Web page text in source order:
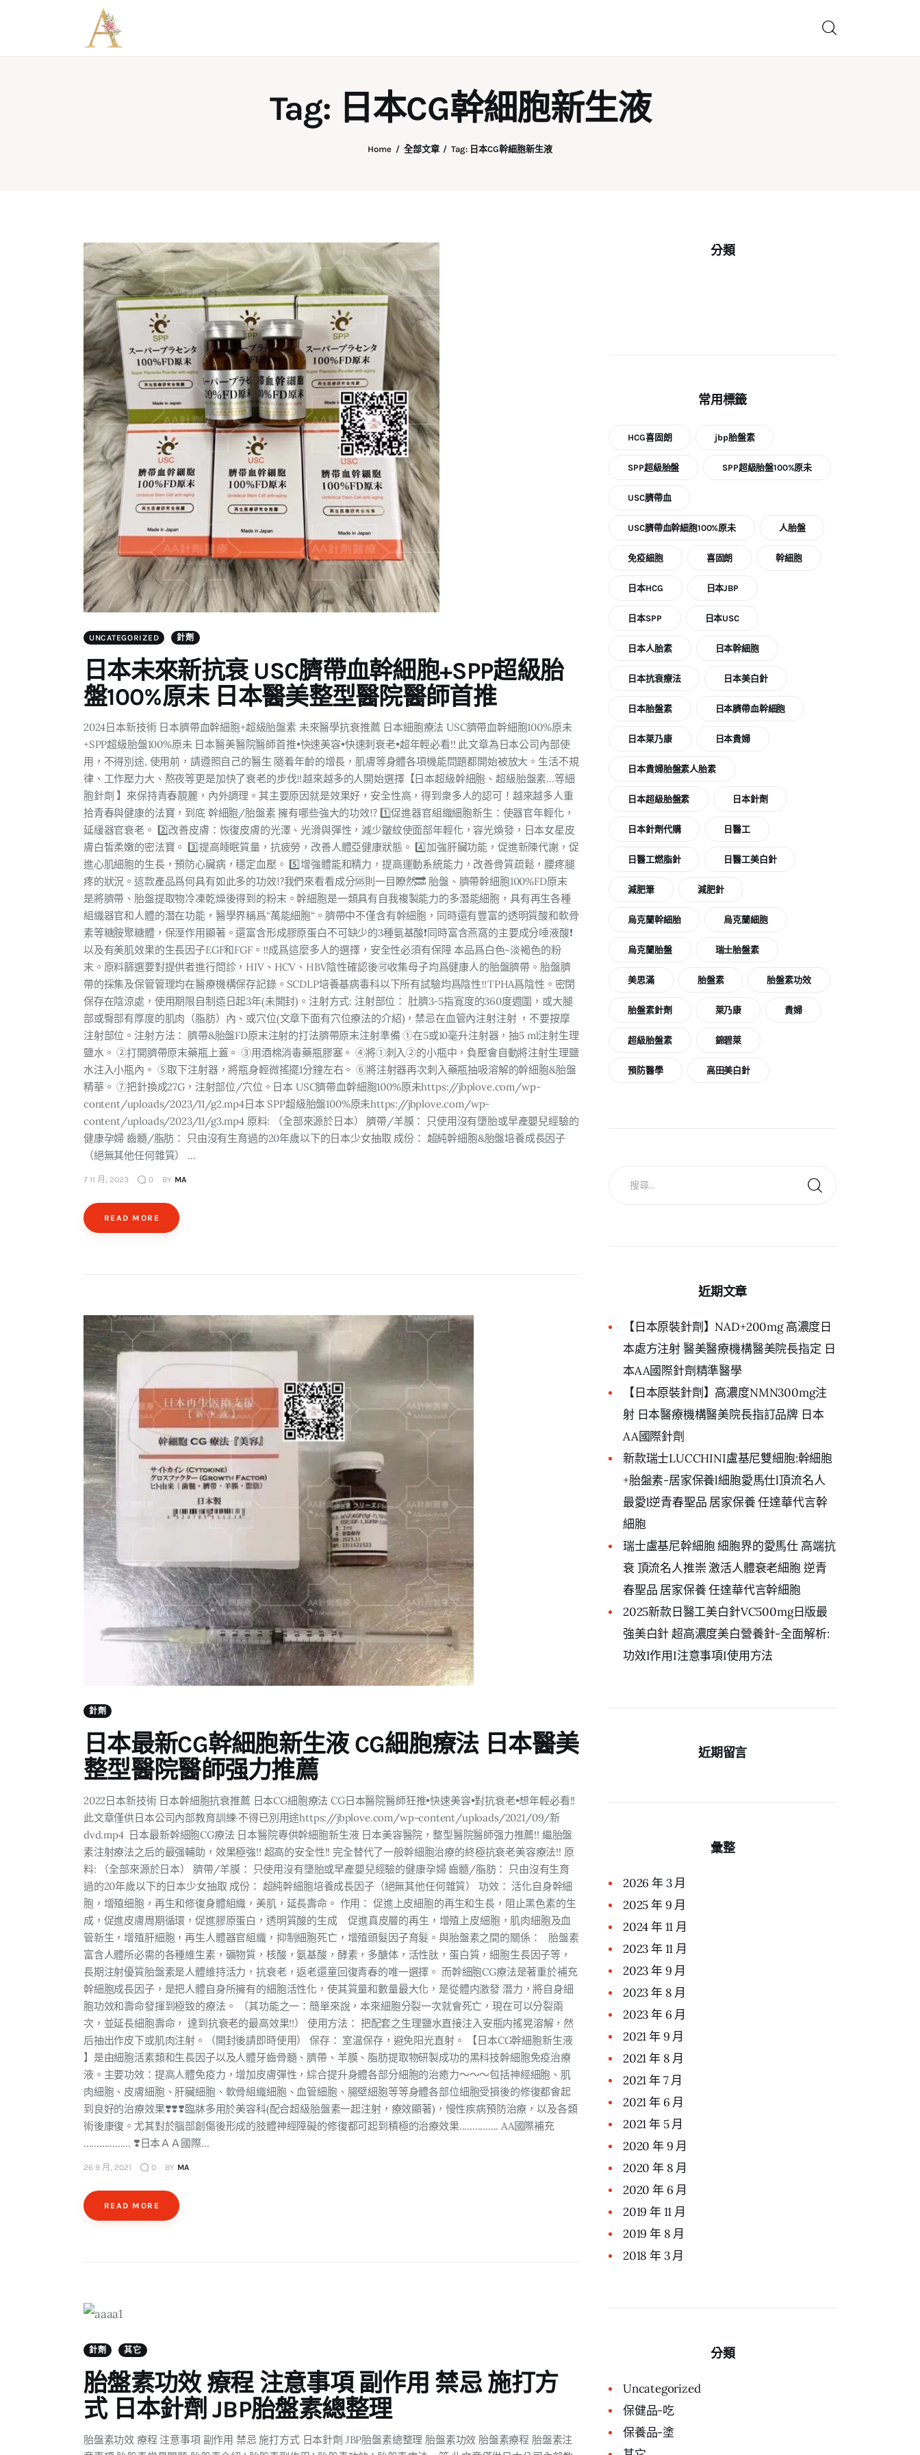
Tag: 日本CG幹細胞新生液
Home 全部文章 Tag: 日本CG幹細胞新生液
UNCATEGORIZED 針劑
日本未來新抗衰 USC臍帶血幹細胞+SPP超級胎
盤100%原未 日本醫美整型醫院醫師首推
2024日本新技術 日本臍帶血幹細胞+超級胎盤素 未來醫學抗衰推薦 日本細胞療法 USC臍帶血幹細胞100%原未
+SPP超級胎盤100%原未 日本醫美醫院醫師首推•快速美容•快速刺衰老•超年輕必看!! 此文章為日本公司內部使
用，不得別途, 使用前，請遵照自己的醫生 隨着年齡的增長，肌膚等身體各項機能問題都開始被放大。生活不規
律、工作壓力大、熬夜等更是加快了衰老的步伐‼️越來越多的人開始選擇【日本超級幹細胞、超級胎盤素…等細
胞針劑 】來保持青春靚麗，內外調理。其主要原因就是效果好，安全性高，得到衆多人的認可！越來越多人重
拾青春與健康的法寶，到底 幹細胞/胎盤素 擁有哪些強大的功效⁉️ 1️⃣促進器官組織細胞新生：使器官年輕化，
延緩器官衰老。 2️⃣改善皮膚：恢復皮膚的光澤、光滑與彈性，減少皺紋使面部年輕化，容光煥發，日本女星皮
膚白皙柔嫩的️密法寶。 3️⃣提高睡眠質量，抗疲勞，改善人體亞健康狀態。 4️⃣加強肝臟功能，促進新陳代謝，促
進心肌細胞的生長，預防心臟病，穩定血壓。 5️⃣增強體能和精力，提高運動系統能力，改善骨質疏鬆，腰疼腿
疼的狀況。這款產品爲何具有如此多的功效⁉️我們來看看成分🆘則一目瞭然🔜 胎盤、臍帶幹細胞100%FD原末
是將臍帶、胎盤提取物冷凍乾燥後得到的粉末。幹細胞是一類具有自我複製能力的多潛能細胞，具有再生各種
組織器官和人體的潛在功能，醫學界稱爲“萬能細胞“。臍帶中不僅含有幹細胞，同時還有豐富的透明質酸和軟骨
素等糖胺聚糖體，保溼作用顯著️。還富含形成膠原蛋白不可缺少的3種氨基酸❗️同時富含燕窩的主要成分唾液酸❗️
以及有美肌效果的生長因子EGF和FGF。‼️成爲這麼多人的選擇，安全性必須有保障 本品爲白色~淡褐色的粉
末。原料篩選要對提供者進行問診，HIV、HCV、HBV陰性確認後🉑收集母子均爲健康人的胎盤臍帶。胎盤臍
帶的採集及保管管理均在醫療機構保存記錄。SCDLP培養基病毒科以下所有試驗均爲陰性‼️TPHA爲陰性。密閉
保存在陰涼處，使用期限自制造日起3年(未開封)。注射方式: 注射部位： 肚臍3-5指寬度的360度週圍，或大腿
部或臀部有厚度的肌肉（脂肪）內、或穴位(文章下面有穴位療法的介紹)，禁忌在血管內注射注射 ，不要按摩
注射部位。注射方法： 臍帶&胎盤FD原末注射的打法臍帶原末注射準備 ①在5或10毫升注射器，抽5 ml注射生理
鹽水。 ②打開臍帶原末藥瓶上蓋。 ③用酒棉消毒藥瓶膠塞。 ④將①刺入②的小瓶中，負壓會自動將注射生理鹽
水注入小瓶內。 ⑤取下注射器，將瓶身輕微搖擺1分鐘左右。 ⑥將注射器再次刺入藥瓶抽吸溶解的幹細胞&胎盤
精華。 ⑦把針換成27G，注射部位/穴位。日本 USC臍帶血幹細胞100%原未https://jbplove.com/wp-
content/uploads/2023/11/g2.mp4日本 SPP超級胎盤100%原未https://jbplove.com/wp-
content/uploads/2023/11/g3.mp4 原料: （全部來源於日本） 臍帶/羊膜： 只使用沒有墮胎或早產嬰兒經驗的
健康孕婦 齒髓/脂肪： 只由沒有生育過的20年歲以下的日本少女抽取 成份： 超純幹細胞&胎盤培養成長因子
（絕無其他任何雜質） …
7 11 月, 2023 0 BY MA
READ MORE
針劑
日本最新CG幹細胞新生液 CG細胞療法 日本醫美
整型醫院醫師强力推薦
2022日本新技術 日本幹細胞抗衰推薦 日本CG細胞療法 CG日本醫院醫師狂推•快速美容•對抗衰老•想年輕必看!!
此文章僅供日本公司內部教育訓練·不得已別用途https://jbplove.com/wp-content/uploads/2021/09/新
dvd.mp4 日本最新幹細胞CG療法 日本醫院專供幹細胞新生液 日本美容醫院，整型醫院醫師强力推薦!! 繼胎盤
素注射療法之后的最强輔助，效果極強!! 超高的安全性!! 完全替代了一般幹細胞治療的終極抗衰老美容療法!! 原
料: （全部來源於日本） 臍帶/羊膜： 只使用沒有墮胎或早產嬰兒經驗的健康孕婦 齒髓/脂肪： 只由沒有生育
過的20年歲以下的日本少女抽取 成份： 超純幹細胞培養成長因子（絕無其他任何雜質） 功效： 活化自身幹細
胞，增殖细胞，再生和修復身體組織，美肌，延長壽命。 作用： 促進上皮細胞的再生和生長，阻止黑色素的生
成，促進皮膚周期循環，促進膠原蛋白，透明質酸的生成 促進真皮層的再生，增殖上皮細胞，肌肉細胞及血
管新生，增殖肝細胞，再生人體器官組織，抑制細胞死亡，增殖頭髮因子育髮。與胎盤素之間的關係： 胎盤素
富含人體所必需的各種維生素，礦物質，核酸，氨基酸，酵素，多醣体，活性肽，蛋白質，細胞生長因子等，
長期注射優質胎盤素是人體維持活力，抗衰老，返老還童回復青春的唯一選擇。 而幹細胞CG療法是著重於補充
幹細胞成長因子，是把人體自身所擁有的細胞活性化，使其質量和數量最大化，是從體内激發 潛力，將自身細
胞功效和壽命發揮到極致的療法。 （其功能之一：簡單來說，本來細胞分裂一次就會死亡，現在可以分裂兩
次，並延長細胞壽命， 達到抗衰老的最高效果!!） 使用方法： 把配套之生理鹽水直接注入安瓶内搖晃溶解，然
后抽出作皮下或肌肉注射。（開封後請即時使用） 保存： 室温保存，避免阳光直射。 【日本CG幹細胞新生液
】是由細胞活素類和生長因子以及人體牙齒骨髓、臍帶、羊膜、脂肪提取物研製成功的黑科技幹細胞免疫治療
液。主要功效：提高人體免疫力，增加皮膚彈性，綜合提升身體各部分細胞的治癒力～～～包括神經細胞、肌
肉細胞、皮膚細胞、肝臟細胞、軟骨組織細胞、血管細胞、腸壁細胞等等身體各部位細胞受損後的修復都會起
到良好的治療效果❣️❣️❣️臨牀多用於美容科(配合超級胎盤素一起注射，療效顯著)，慢性疾病預防治療，以及各類
術後康復。尤其對於腦部創傷後形成的肢體神經障礙的修復都可起到積極的治療效果............... AA國際補充
.................. ❣️日本ＡＡ國際…
26 9 月, 2021 0 BY MA
READ MORE
針劑 其它
胎盤素功效 療程 注意事項 副作用 禁忌 施打方
式 日本針劑 JBP胎盤素總整理
胎盤素功效 療程 注意事項 副作用 禁忌 施打方式 日本針劑 JBP胎盤素總整理 胎盤素功效 胎盤素療程 胎盤素注
分類
常用標籤
HCG喜固朗 jbp胎盤素
SPP超級胎盤 SPP超級胎盤100%原未
USC臍帶血
USC臍帶血幹細胞100%原未 人胎盤
免疫細胞 喜固朗 幹細胞
日本HCG 日本JBP
日本SPP 日本USC
日本人胎素 日本幹細胞
日本抗衰療法 日本美白針
日本胎盤素 日本臍帶血幹細胞
日本萊乃康 日本貴婦
日本貴婦胎盤素人胎素
日本超級胎盤素 日本針劑
日本針劑代購 日醫工
日醫工燃脂針 日醫工美白針
減肥筆 減肥針
烏克蘭幹細胎 烏克蘭細胞
烏克蘭胎盤 瑞士胎盤素
美思滿 胎盤素 胎盤素功效
胎盤素針劑 萊乃康 貴婦
超級胎盤素 錦碧萊
預防醫學 高田美白針
近期文章
【日本原裝針劑】NAD+200mg 高濃度日
本處方注射 醫美醫療機構醫美院長指定 日
本AA國際針劑精準醫學
【日本原裝針劑】高濃度NMN300mg注
射 日本醫療機構醫美院長指訂品牌 日本
AA國際針劑
新款瑞士LUCCHINI盧基尼雙細胞:幹細胞
+胎盤素-居家保養l細胞愛馬仕l頂流名人
最愛l逆青春聖品 居家保養 任達華代言幹
細胞
瑞士盧基尼幹細胞 細胞界的愛馬仕 高端抗
衰 頂流名人推崇 激活人體衰老細胞 逆青
春聖品 居家保養 任達華代言幹細胞
2025新款日醫工美白針VC500mg日版最
強美白針 超高濃度美白營養針-全面解析:
功效I作用I注意事項I使用方法
近期留言
彙整
2026 年 3 月
2025 年 9 月
2024 年 11 月
2023 年 11 月
2023 年 9 月
2023 年 8 月
2023 年 6 月
2021 年 9 月
2021 年 8 月
2021 年 7 月
2021 年 6 月
2021 年 5 月
2020 年 9 月
2020 年 8 月
2020 年 6 月
2019 年 11 月
2019 年 8 月
2018 年 3 月
分類
Uncategorized
保健品-吃
保養品-塗